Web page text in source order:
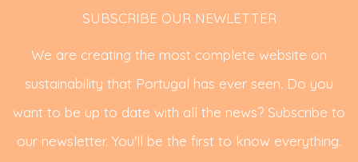
SUBSCRIBE OUR NEWLETTER
We are creating the most complete website on
sustainability that Portugal has ever seen. Do you
want to be up to date with all the news? Subscribe to
our newsletter. You'll be the first to know everything.